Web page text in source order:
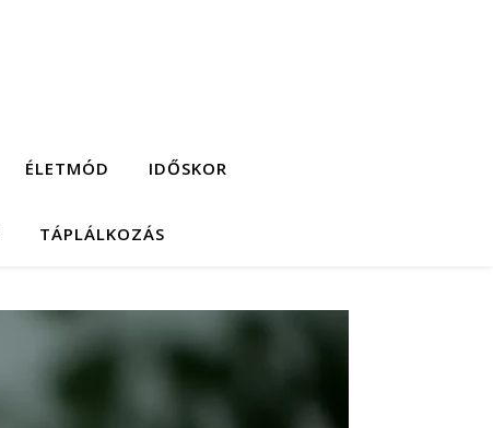
ÉLETMÓD IDŐSKOR
TÁPLÁLKOZÁS